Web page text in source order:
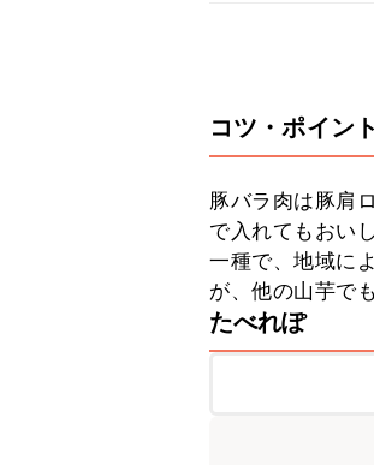
コツ・ポイント
豚バラ肉は豚肩
で入れてもおい
一種で、地域に
が、他の山芋で
たべれぽ